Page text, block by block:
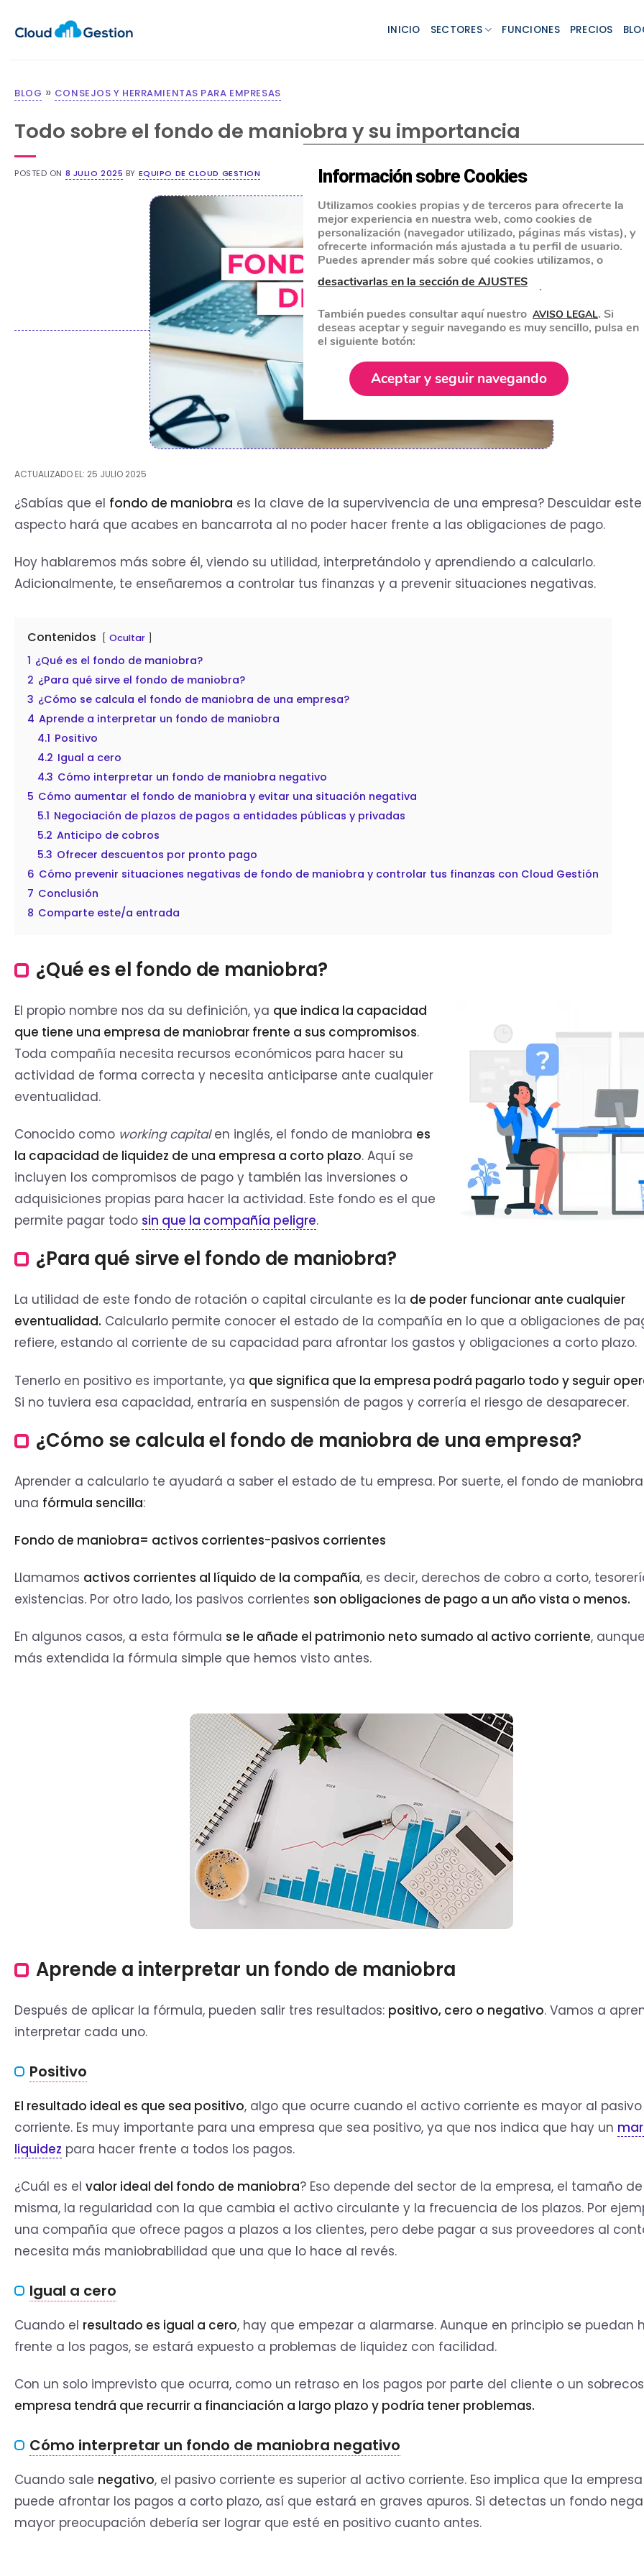
INICIO SECTORES FUNCIONES PRECIOS
BLOG » CONSEJOS Y HERRAMIENTAS PARA EMPRESAS
Todo sobre el fondo de maniobra y su importancia
POSTED ON 8 JULIO 2025 BY EQUIPO DE CLOUD GESTION
ACTUALIZADO EL: 25 JULIO 2025
¿Sabías que el fondo de maniobra es la clave de la supervivencia de una empresa? Descuidar este
aspecto hará que acabes en bancarrota al no poder hacer frente a las obligaciones de pago.
Hoy hablaremos más sobre él, viendo su utilidad, interpretándolo y aprendiendo a calcularlo.
Adicionalmente, te enseñaremos a controlar tus finanzas y a prevenir situaciones negativas.
Contenidos Ocultar
1 ¿Qué es el fondo de maniobra?
2 ¿Para qué sirve el fondo de maniobra?
3 ¿Cómo se calcula el fondo de maniobra de una empresa?
4 Aprende a interpretar un fondo de maniobra
4.1 Positivo
4.2 Igual a cero
4.3 Cómo interpretar un fondo de maniobra negativo
5 Cómo aumentar el fondo de maniobra y evitar una situación negativa
5.1 Negociación de plazos de pagos a entidades públicas y privadas
5.2 Anticipo de cobros
5.3 Ofrecer descuentos por pronto pago
6 Cómo prevenir situaciones negativas de fondo de maniobra y controlar tus finanzas con Cloud Gestión
7 Conclusión
8 Comparte este/a entrada
¿Qué es el fondo de maniobra?
El propio nombre nos da su definición, ya que indica la capacidad
que tiene una empresa de maniobrar frente a sus compromisos.
Toda compañía necesita recursos económicos para hacer su
actividad de forma correcta y necesita anticiparse ante cualquier
eventualidad.
Conocido como working capitalen inglés, el fondo de maniobra es
la capacidad de liquidez de una empresa a corto plazo. Aquí se
incluyen los compromisos de pago y también las inversiones o
adquisiciones propias para hacer la actividad. Este fondo es el que
permite pagar todo sin que la compañía peligre.
¿Para qué sirve el fondo de maniobra?
La utilidad de este fondo de rotación o capital circulante es la de poder funcionar ante cualquier
eventualidad. Calcularlo permite conocer el estado de la compañía en lo que a obligaciones de
refiere, estando al corriente de su capacidad para afrontar los gastos y obligaciones a corto plazo.
Tenerlo en positivo es importante, ya que significa que la empresa podrá pagarlo todo y seguir
Si no tuviera esa capacidad, entraría en suspensión de pagos y correría el riesgo de desaparecer.
¿Cómo se calcula el fondo de maniobra de una empresa?
Aprender a calcularlo te ayudará a saber el estado de tu empresa. Por suerte, el fondo de
una fórmula sencilla:
Fondo de maniobra= activos corrientes-pasivos corrientes
Llamamos activos corrientes al líquido de la compañía, es decir, derechos de cobro a corto,
existencias. Por otro lado, los pasivos corrientes son obligaciones de pago a un año vista o menos.
En algunos casos, a esta fórmula se le añade el patrimonio neto sumado al activo corriente,
más extendida la fórmula simple que hemos visto antes.
Aprende a interpretar un fondo de maniobra
Después de aplicar la fórmula, pueden salir tres resultados: positivo, cero o negativo. Vamos a
interpretar cada uno.
Positivo
El resultado ideal es que sea positivo, algo que ocurre cuando el activo corriente es mayor al pasivo
corriente. Es muy importante para una empresa que sea positivo, ya que nos indica que hay un
liquidez para hacer frente a todos los pagos.
¿Cuál es el valor ideal del fondo de maniobra? Eso depende del sector de la empresa, el tamaño
misma, la regularidad con la que cambia el activo circulante y la frecuencia de los plazos. Por
una compañía que ofrece pagos a plazos a los clientes, pero debe pagar a sus proveedores al
necesita más maniobrabilidad que una que lo hace al revés.
Igual a cero
Cuando el resultado es igual a cero, hay que empezar a alarmarse. Aunque en principio se puedan
frente a los pagos, se estará expuesto a problemas de liquidez con facilidad.
Con un solo imprevisto que ocurra, como un retraso en los pagos por parte del cliente o un
empresa tendrá que recurrir a financiación a largo plazo y podría tener problemas.
Cómo interpretar un fondo de maniobra negativo
Cuando sale negativo, el pasivo corriente es superior al activo corriente. Eso implica que la
puede afrontar los pagos a corto plazo, así que estará en graves apuros. Si detectas un fondo
mayor preocupación debería ser lograr que esté en positivo cuanto antes.
Información sobre Cookies
Utilizamos cookies propias y de terceros para ofrecerte la
mejor experiencia en nuestra web, como cookies de
personalización (navegador utilizado, páginas más vistas), y
ofrecerte información más ajustada a tu perfil de usuario.
Puedes aprender más sobre qué cookies utilizamos, o
desactivarlas en la sección de AJUSTES
.
También puedes consultar aquí nuestro AVISO LEGAL. Si
deseas aceptar y seguir navegando es muy sencillo, pulsa en
el siguiente botón:
Aceptar y seguir navegando